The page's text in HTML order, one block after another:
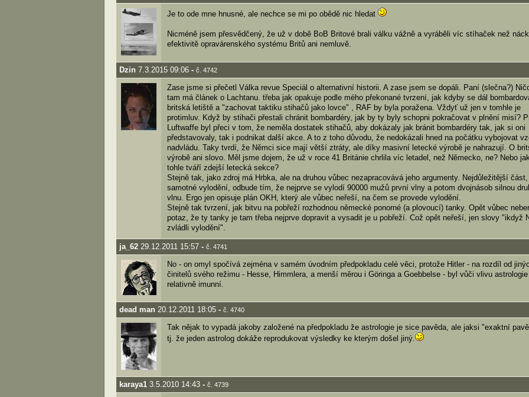
Je to ode mne hnusné, ale nechce se mi po obědě nic hledat
Nicméně jsem přesvědčený, že už v době BoB Britové brali válku vážně a vyráběli víc stíhaček než
efektivitě opravárenského systému Britů ani nemluvě.
Dzin 7.3.2015 09:06 - č. 4742
Zase jsme si přečetl Válka revue Speciál o alternativní historii. A zase jsem se dopáli. Paní (slečna?)
tam má článek o Lachtanu. třeba jak opakuje podle mého překonané tvrzení, jak kdyby se dál
britská letiště a "zachovat taktiku stihačů jako lovce" , RAF by byla poražena. Vždyť už jen v tomhle je
protimluv. Když by stihači přestali chránit bombardéry, jak by ty byly schopni pokračovat v plnění misí?
Luftwaffe byl přeci v tom, že neměla dostatek stihačů, aby dokázaly jak bránit bombardéry tak, jak si oni
představovaly, tak i podnikat další akce. A to z toho důvodu, že nedokázali hned na počátku vybojovat
nadvládu. Taky tvrdí, že Němci sice mají větší ztráty, ale díky masivní letecké výrobě je nahrazují. O
výrobě ani slovo. Měl jsme dojem, že už v roce 41 Británie chrlila víc letadel, než Německo, ne? Nebo
tohle tváří zdejší letecká sekce?
Stejně tak, jako zdroj má Hrbka, ale na druhou vůbec nezapracovává jeho argumenty. Nejdůležitější část,
samotné vylodění, odbude tím, že nejprve se vylodí 90000 mužů první vlny a potom dvojnásob silnou
vlnu. Ergo jen opisuje plán OKH, který ale vůbec neřeší, na čem se provede vylodění.
Stejně tak tvrzení, jak bitvu na pobřeží rozhodnou německé ponorné (a plovoucí) tanky. Opět vůbec
potaz, že ty tanky je tam třeba nejprve dopravit a vysadit je u pobřeží. Což opět neřeší, jen slovy "ikdyž
zvládli vylodění".
ja_62 29.12.2011 15:57 - č. 4741
No - on omyl spočívá zejména v samém úvodním předpokladu celé věci, protože Hitler - na rozdíl od
činitelů svého režimu - Hesse, Himmlera, a menší měrou i Göringa a Goebbelse - byl vůči vlivu astrologie
relativně imunní.
dead man 20.12.2011 18:05 - č. 4740
Tak nějak to vypadá jakoby založené na předpokladu že astrologie je sice pavěda, ale jaksi "exaktní
tj. že jeden astrolog dokáže reprodukovat výsledky ke kterým došel jiný.
karaya1 3.5.2010 14:43 - č. 4739